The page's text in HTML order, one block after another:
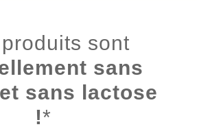
sont
sans
sans lactose
!*